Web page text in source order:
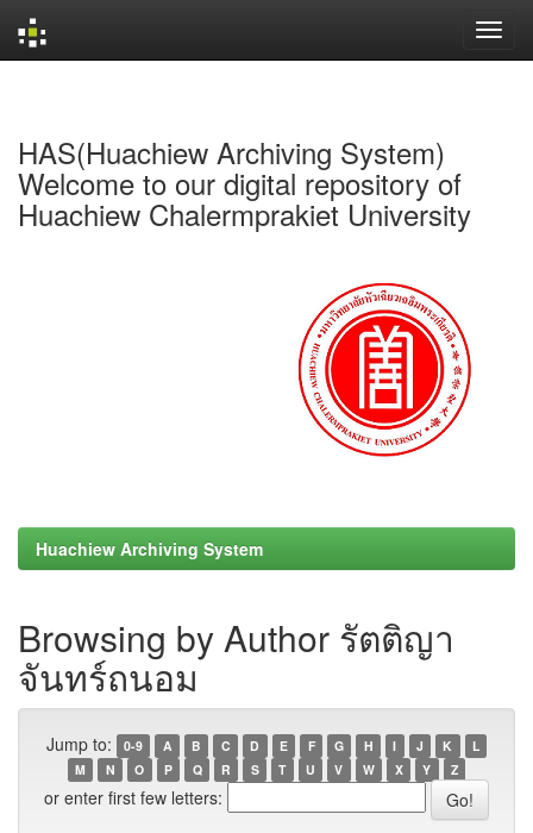
HAS(Huachiew Archiving System)
Welcome to our digital repository of
Huachiew Chalermprakiet University
Huachiew Archiving System
Browsing by Author รัตติญา
จันทร์ถนอม
Jump to: 0-9 A B C D E F G H I J K
L
M
N O P Q R S T U V W X Y Z
or enter first few letters: